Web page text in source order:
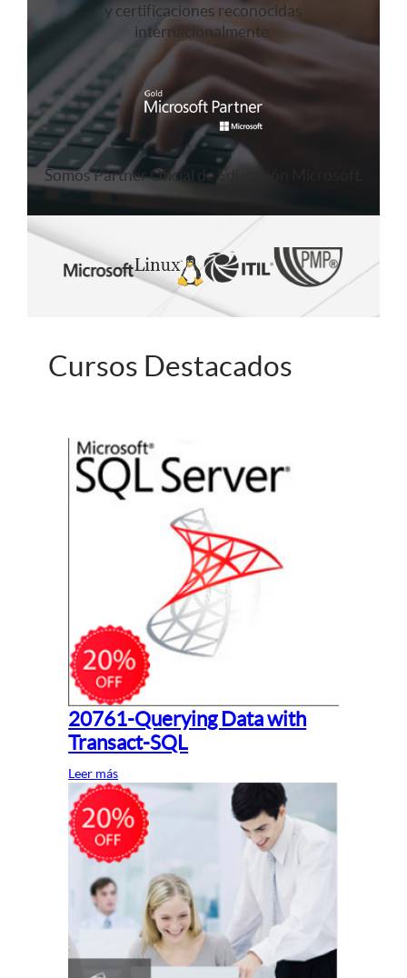
y certificaciones reconocidas
internacionalmente.
Somos Partner Oficial de Educación Microsoft.
Cursos Destacados
20761-Querying Data with
Transact-SQL
Leer más